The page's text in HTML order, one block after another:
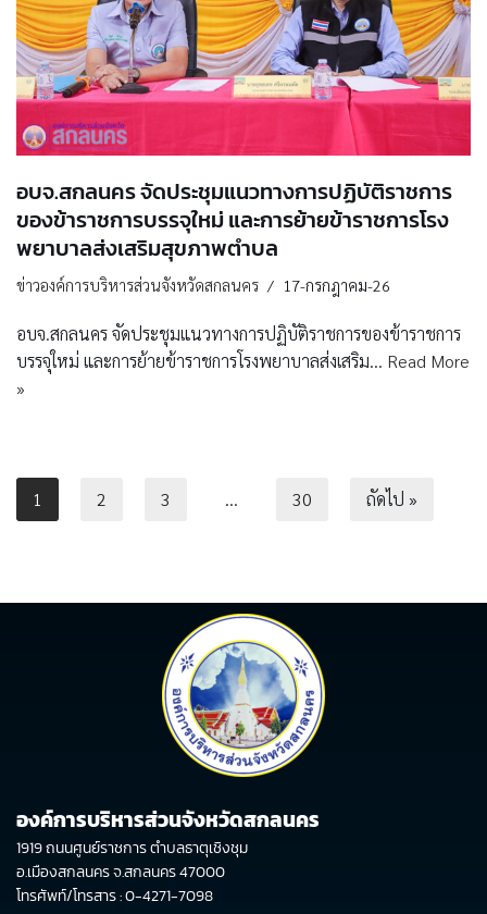
อบจ.สกลนคร จัดประชุมแนวทางการปฏิบัติราชการ
ของข้าราชการบรรจุใหม่ และการย้ายข้าราชการโรง
พยาบาลส่งเสริมสุขภาพตำบล
ข่าวองค์การบริหารส่วนจังหวัดสกลนคร 17-กรกฎาคม-26
อบจ.สกลนคร จัดประชุมแนวทางการปฏิบัติราชการของข้าราชการ
บรรจุใหม่ และการย้ายข้าราชการโรงพยาบาลส่งเสริม… Read More
»
1 2 3 … 30 ถัดไป »
องค์การบริหารส่วนจังหวัดสกลนคร
1919 ถนนศูนย์ราชการ ตำบลธาตุเชิงชุม
อ.เมืองสกลนคร จ.สกลนคร 47000
โทรศัพท์/โทรสาร : 0-4271-7098